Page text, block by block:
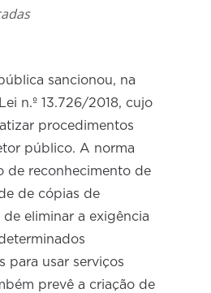
sancionou, na
n.º 13.726/2018, cujo
procedimentos
público. A norma
de reconhecimento de
de cópias de
eliminar a exigência
para usar serviços
prevê a criação de